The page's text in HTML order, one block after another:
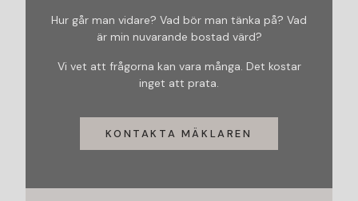
Hur går man vidare? Vad bör man tänka på? Vad
är min nuvarande bostad värd?
Vi vet att frågorna kan vara många. Det kostar
inget att prata.
KONTAKTA MÄKLAREN